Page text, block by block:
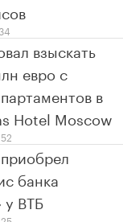
взыскать
евро с
в
Hotel Moscow
банка
у ВТБ